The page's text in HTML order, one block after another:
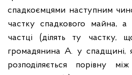
спадкоємцями наступним
частку спадкового майна,
частці (ділять ту частку,
громадянина А. у спадщині,
розподіляється порівну